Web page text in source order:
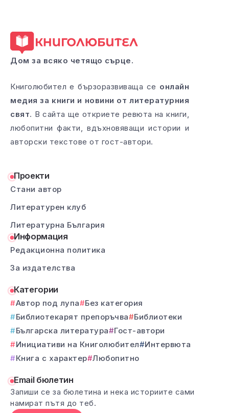
Дом за всяко четящо сърце.
Книголюбител е бързоразвиваща се онлайн
медия за книги и новини от литературния
свят. В сайта ще откриете ревюта на книги,
любопитни факти, вдъхновяващи истории и
авторски текстове от гост-автори.
Проекти
Стани автор
Литературен клуб
Литературна България
Информация
Редакционна политика
За издателства
Категории
Автор под лупа
Без категория
Библиотекарят препоръчва
Библиотеки
Българска литература
Гост-автори
Инициативи на Книголюбител
Интервюта
Книга с характер Любопитно
Email бюлетин
Запиши се за бюлетина и нека историите сами
намират пътя до теб.